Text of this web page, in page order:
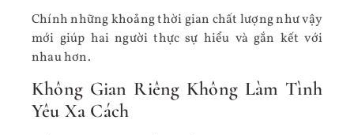
Chính những khoảng thời gian chất lượng như vậy
mới giúp hai người thực sự hiểu và gắn kết với
nhau hơn.
Không Gian Riêng Không Làm Tình
Yêu Xa Cách